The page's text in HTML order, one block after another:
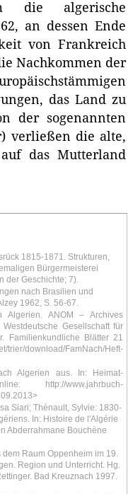
die algerische
an dessen Ende
von Frankreich
Nachkommen der
das Land zu
der sogenannten
verließen die alte,
das Mutterland
1815-1871. Strukturen,
Bürgermeisterei
der Geschichte; 7).
nach Brasilien und
1962, S. 56-67.
Algerien. ANOM – Archives
Gesellschaft für
Familienkundliche Blätter 21
trier/download/FamNach/Heft-
Algerien aus. In: Heimat-
http://www.jahrbuch-
Siari; Thénault, Sylvie: 1830-
In: Histoire de l'Algérie
Abderrahmane Bouchène
Raum Oppenheim im 19.
Region und Unterricht. Hg.
Bad Kreuznach 1997.